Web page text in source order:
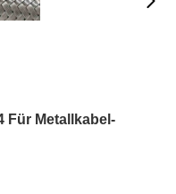
Für Metallkabel-